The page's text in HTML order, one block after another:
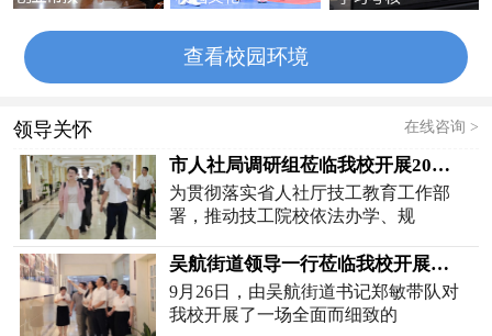
查看校园环境
领导关怀 在线咨询 >
市人社局调研组莅临我校开展2025…
为贯彻落实省人社厅技工教育工作部
署，推动技工院校依法办学、规
吴航街道领导一行莅临我校开展消…
9月26日，由吴航街道书记郑敏带队对
我校开展了一场全面而细致的